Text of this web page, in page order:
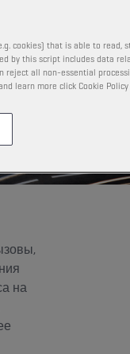
на
cookies) that is able to
by this script includes data
reject all non-essential
learn more click Cookie